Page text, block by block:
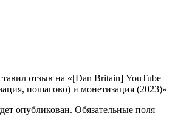
отзыв на «[Dan Britain] YouTube
пошагово) и монетизация (2023)»
опубликован. Обязательные поля